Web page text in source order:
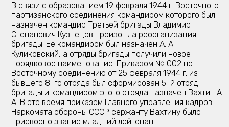
В связи с образованием 19 февраля 1944 г. Восточного
партизанского соединения командиром которого был
назначен командир Третьей бригады Владимир
Степанович Кузнецов произошла реорганизация
бригады. Ее командиром был назначен А. А.
Куликовский, а отряды бригады получили новое
порядковое наименование. Приказом № 002 по
Восточному соединению от 25 февраля 1944 г. из
бывшего 8-го отряда был сформирован 5-й отряд
бригады и командиром этого отряда назначен Вахтин А.
А. В это время приказом Главного управления кадров
Наркомата обороны СССР сержанту Вахтину было
присвоено звание младший лейтенант.